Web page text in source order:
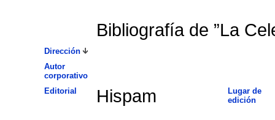
Bibliografía de ”La
Dirección
Autor
corporativo
Editorial
Hispam
Lugar de
edición